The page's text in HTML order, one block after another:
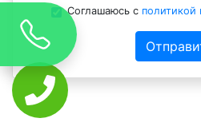
Соглашаюсь с политикой